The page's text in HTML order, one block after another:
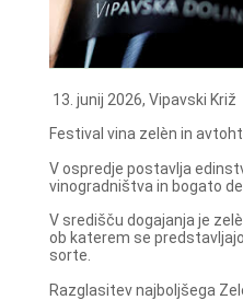
13. junij 2026, Vipavski Križ
Festival vina zelèn in
V ospredje postavlja
vinogradništva in bogato
V središču dogajanja je
ob katerem se
sorte.
Razglasitev najboljšega